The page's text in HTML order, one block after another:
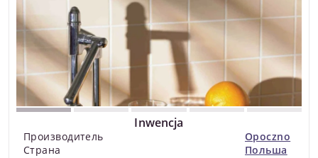
Inwencja
Производитель
Opoczno
Страна
Польша